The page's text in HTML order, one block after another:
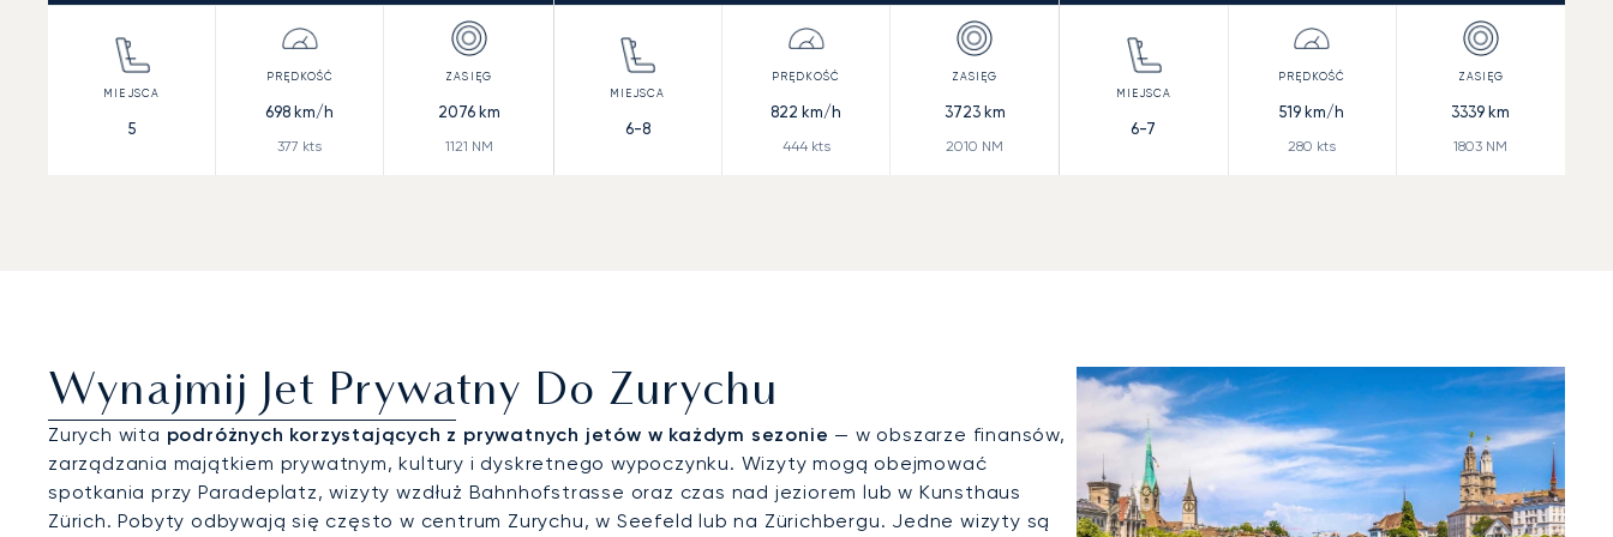
5
698 km/h
377 kts
2076km
1121 NM
6-8
822 km/h
444kts
3723km
2010 NM
6-7
519 km/h
280 kts
3339 km
1803 NM
Wynajmij Jet Prywatny Do Zurychu
Zurych wita podróżnych korzystających z prywatnych jetów w każdym sezonie — w obszarze finansów,
zarządzania majątkiem prywatnym, kultury i dyskretnego wypoczynku. Wizyty mogą obejmować
spotkania przy Paradeplatz, wizyty wzdłuż Bahnhofstrasse oraz czas nad jeziorem lub w Kunsthaus
Zürich. Pobyty odbywają się często w centrum Zurychu, w Seefeld lub na Zürichbergu. Jedne wizyty są